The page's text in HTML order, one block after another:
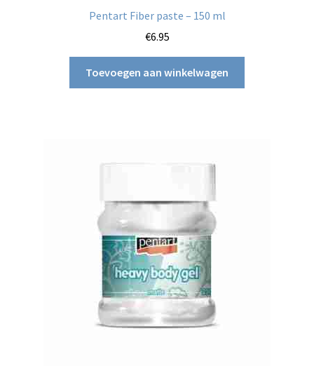
Pentart Fiber paste – 150 ml
€6.95
Toevoegen aan winkelwagen